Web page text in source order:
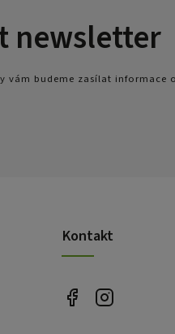
newsletter
vám budeme zasílat informace
Kontakt